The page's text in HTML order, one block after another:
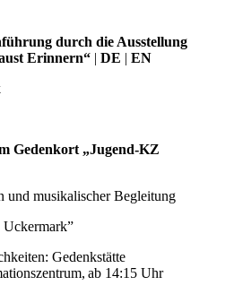
durch die Ausstellung
Erinnern“ | DE | EN
Gedenkort „Jugend-KZ
und musikalischer Begleitung
Gedenkstätte
ab 14:15 Uhr